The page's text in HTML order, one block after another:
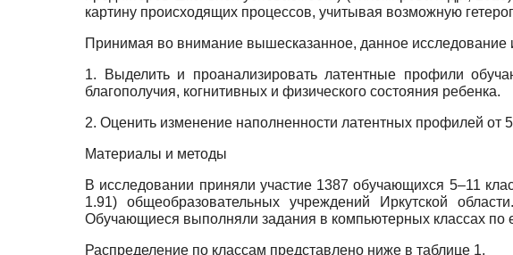
картину происходящих процессов, учитывая возможную
Принимая во внимание вышесказанное, данное исследование
1. Выделить и проанализировать латентные профили
благополучия, когнитивных и физического состояния ребенка.
2. Оценить изменение наполненности латентных профилей от 5
Материалы и методы
В исследовании приняли участие 1387 обучающихся 5–11
1.91) общеобразовательных учреждений Иркутской
Обучающиеся выполняли задания в компьютерных классах по
Распределение по классам представлено ниже в таблице 1.